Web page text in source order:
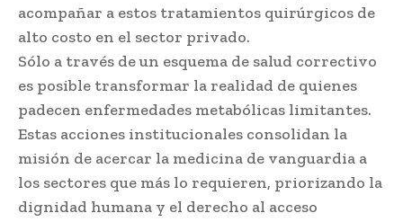
acompañar a estos tratamientos quirúrgicos de
alto costo en el sector privado.
Sólo a través de un esquema de salud correctivo
es posible transformar la realidad de quienes
padecen enfermedades metabólicas limitantes.
Estas acciones institucionales consolidan la
misión de acercar la medicina de vanguardia a
los sectores que más lo requieren, priorizando la
dignidad humana y el derecho al acceso